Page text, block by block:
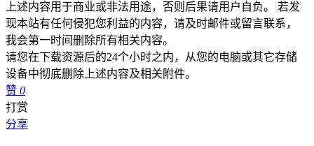
上述内容用于商业或非法用途，否则后果请用户自负。 若发
现本站有任何侵犯您利益的内容，请及时邮件或留言联系，
我会第一时间删除所有相关内容。
请您在下载资源后的24个小时之内，从您的电脑或其它存储
设备中彻底删除上述内容及相关附件。
赞 0
打赏
分享